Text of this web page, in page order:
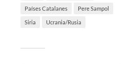
Países Catalanes Pere Sampol
Siria Ucrania/Rusia